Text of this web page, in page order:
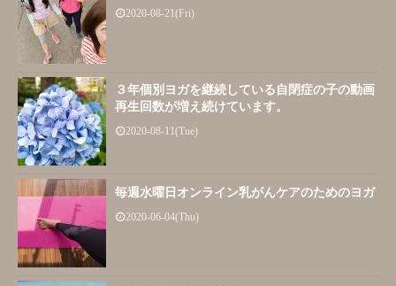
2020-08-21(Fri)
３年個別ヨガを継続している自閉症の子の動画
再生回数が増え続けています。
2020-08-11(Tue)
毎週水曜日オンライン乳がんケアのためのヨガ
2020-06-04(Thu)